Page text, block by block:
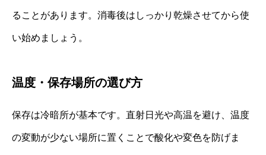
ることがあります。消毒後はしっかり乾燥させてから使
い始めましょう。
温度・保存場所の選び方
保存は冷暗所が基本です。直射日光や高温を避け、温度
の変動が少ない場所に置くことで酸化や変色を防げま